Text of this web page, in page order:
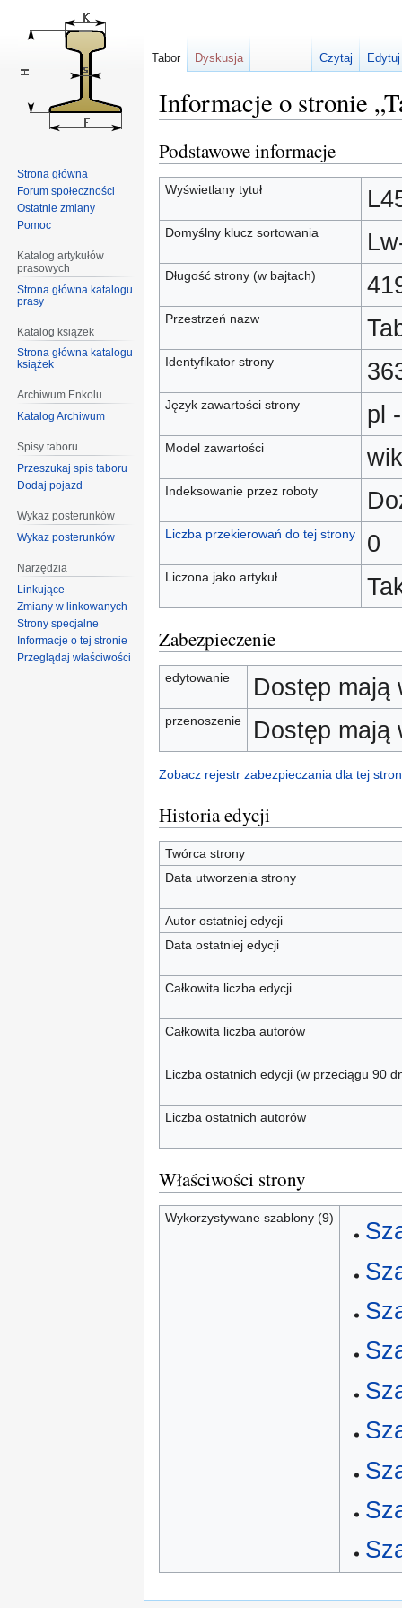
Informacje o stronie
Przejdź
do
nawigacji
Przejdź
do
wyszukiwania
Podstawowe informacje
Wyświetlany tytuł
Domyślny klucz sortowania
Długość strony (w bajtach)
Przestrzeń nazw
Identyfikator strony
Język zawartości strony pl
Model zawartości
Indeksowanie przez roboty
Liczba przekierowań do tej strony 0
Liczona jako artykuł
Zabezpieczenie
edytowanie Dostęp mają
przenoszenie Dostęp mają
Zobacz rejestr zabezpieczania dla tej
Historia edycji
Twórca strony
Data utworzenia strony
Autor ostatniej edycji
Data ostatniej edycji
Całkowita liczba edycji
Całkowita liczba autorów
Liczba ostatnich edycji (w przeciągu 90
Liczba ostatnich autorów
Właściwości strony
Wykorzystywane szablony (9)
Tabor Dyskusja Czytaj
Strona główna
Forum społeczności
Ostatnie zmiany
Pomoc
Katalog artykułów
prasowych
Strona główna katalogu
prasy
Katalog książek
Strona główna katalogu
książek
Archiwum Enkolu
Katalog Archiwum
Spisy taboru
Przeszukaj spis taboru
Dodaj pojazd
Wykaz posterunków
Wykaz posterunków
Narzędzia
Linkujące
Zmiany w linkowanych
Strony specjalne
Informacje o tej stronie
Przeglądaj właściwości